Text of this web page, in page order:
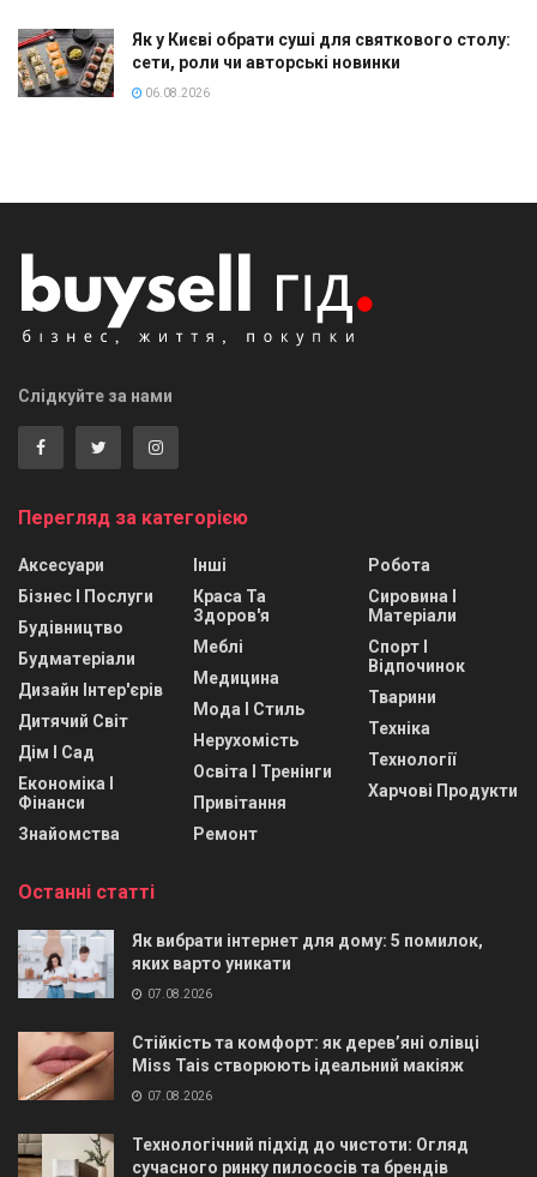
Як у Києві обрати суші для святкового столу:
сети, роли чи авторські новинки
06.08.2026
Слідкуйте за нами
Перегляд за категорією
Аксесуари
Бізнес І Послуги
Будівництво
Будматеріали
Дизайн Інтер'єрів
Дитячий Світ
Дім І Сад
Економіка І
Фінанси
Знайомства
Інші
Краса Та
Здоров'я
Меблі
Медицина
Мода І Стиль
Нерухомість
Освіта І Тренінги
Привітання
Ремонт
Робота
Сировина І
Матеріали
Спорт І
Відпочинок
Тварини
Техніка
Технології
Харчові Продукти
Останні статті
Як вибрати інтернет для дому: 5 помилок,
яких варто уникати
07.08.2026
Стійкість та комфорт: як дерев’яні олівці
Miss Tais створюють ідеальний макіяж
07.08.2026
Технологічний підхід до чистоти: Огляд
сучасного ринку пилососів та брендів